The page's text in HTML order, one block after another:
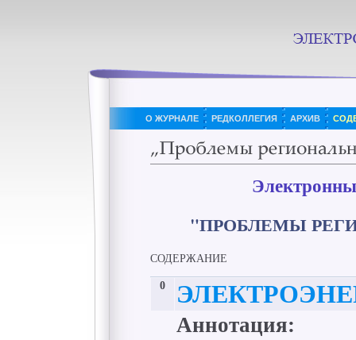
О ЖУРНАЛЕ РЕДКОЛЛЕГИЯ АРХИВ
"ПРОБЛЕМЫ
СОДЕРЖАНИЕ
0
Аннотация: